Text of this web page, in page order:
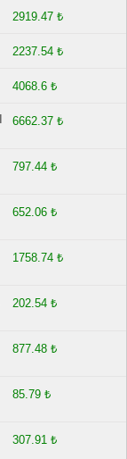
2919.47 ₺
2237.54 ₺
4068.6 ₺
6662.37 ₺
797.44 ₺
652.06 ₺
1758.74 ₺
202.54 ₺
877.48 ₺
85.79 ₺
307.91 ₺